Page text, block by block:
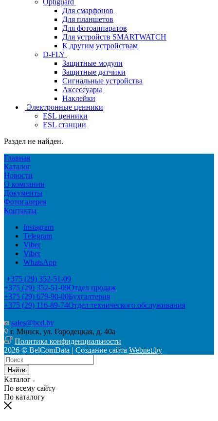
Для смарфонов
Для планшетов
Для фотоаппаратов
Для устройств SMARTWATCH
К другим устройствам
D-FLY
Защитные модули
Защитные датчики
Сигнальные устройства
Аксессуары
Наклейки
Электронные ценники
ESL ценники
ESL станции
Раздел не найден.
Главная
Каталог
Новости
О компании
Документы
Фотогалерея
Контакты
Instagram
Telegram
Viber
Viber
WhatsApp
+375 (29) 352-51-09
+375 (29) 352-51-09Отдел продаж
+375 (29) 679-90-00Бухгалтерия
+375 (29) 116-89-74Отдел технического обслуживания
sales@bcd.by
г. Минск, ул. Городецкая, д. 40а
Политика конфиденциальности
2026 © BelComData | Создание сайта Webnet.by
Найти
Каталог
По всему сайту
По каталогу